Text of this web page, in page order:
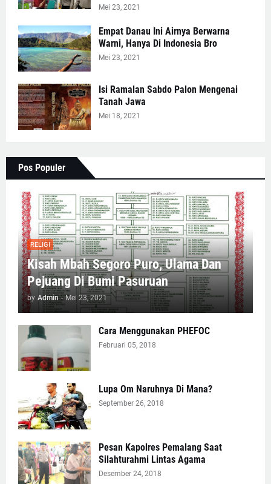
Mei 23, 2021
Empat Danau Ini Airnya Berwarna
Warni, Hanya Di Indonesia Bro
Mei 23, 2021
Isi Ramalan Sabdo Palon Mengenai
Tanah Jawa
Mei 18, 2021
Pos Populer
RELIGI
Kisah Mbah Segoro Puro, Ulama Dan
Pejuang Di Bumi Pasuruan
by Admin - Mei 23, 2021
Cara Menggunakan PHEFOC
Februari 05, 2018
Lupa Om Naruhnya Di Mana?
September 26, 2018
Pesan Kapolres Pemalang Saat
Silahturahmi Lintas Agama
Desember 24, 2018